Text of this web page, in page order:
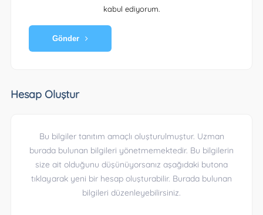
kabul ediyorum.
Gönder
Hesap Oluştur
Bu bilgiler tanıtım amaçlı oluşturulmuştur. Uzman
burada bulunan bilgileri yönetmemektedir. Bu bilgilerin
size ait olduğunu düşünüyorsanız aşağıdaki butona
tıklayarak yeni bir hesap oluşturabilir. Burada bulunan
bilgileri düzenleyebilirsiniz.